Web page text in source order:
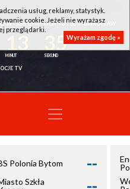
- KSK QEMETICA NOTEĆ INOWROCŁAW
34
TV
Polonia Bytom --
Szkła
usług, reklamy, statystyk.
cookie. Jeżeli nie wyrażasz
przeglądarki.
Wyrażam zgodę »